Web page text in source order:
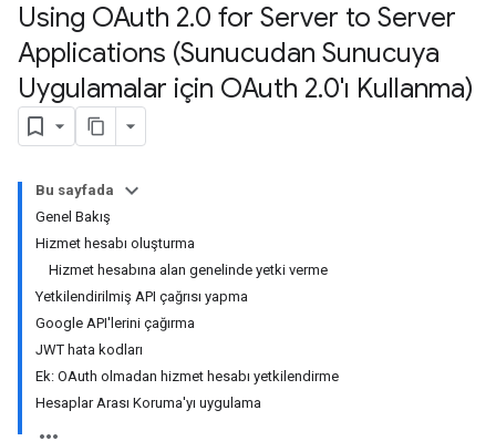
Using OAuth 2.0 for Server to Server
Applications (Sunucudan Sunucuya
Uygulamalar için OAuth 2.0'ı Kullanma)
Bu sayfada
Genel Bakış
Hizmet hesabı oluşturma
Hizmet hesabına alan genelinde yetki verme
Yetkilendirilmiş API çağrısı yapma
Google API'lerini çağırma
JWT hata kodları
Ek: OAuth olmadan hizmet hesabı yetkilendirme
Hesaplar Arası Koruma'yı uygulama